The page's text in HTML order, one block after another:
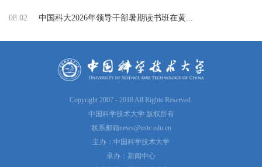
08.02 中国科大2026年领导干部暑期读书班在黄...
Copyright 2007 - 2018 All Rights Reserved.
中国科学技术大学 版权所有
联系邮箱news@ustc.edu.cn
主办：中国科学技术大学
承办：新闻中心